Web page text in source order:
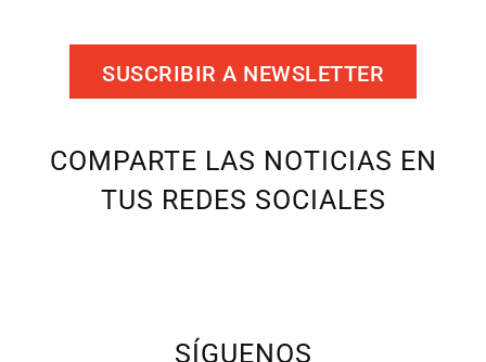
SUSCRIBIR A NEWSLETTER
COMPARTE LAS NOTICIAS EN
TUS REDES SOCIALES
SÍGUENOS